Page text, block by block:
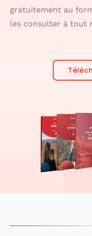
gratuitement au
les consulter à tout